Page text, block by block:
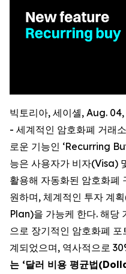
빅토리아, 세이셸, Aug.
- 세계적인 암호화폐 거래
로운 기능인 ‘Recurring
능은 사용자가 비자(Visa)
활용해 자동화된 암호화폐
원하며, 체계적인 투자 계
Plan)을 가능케 한다. 해당
으로 장기적인 암호화폐
계되었으며, 역사적으로
는 ‘달러 비용 평균법